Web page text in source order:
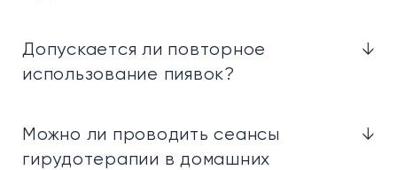
Допускается ли повторное
использование пиявок?
↓
Можно ли проводить сеансы
гирудотерапии в домашних
↓